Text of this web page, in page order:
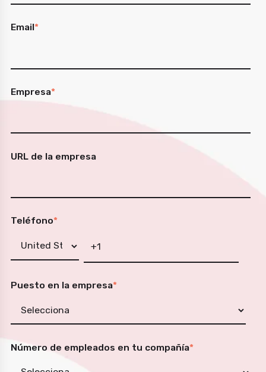
Email*
Empresa*
URL de la empresa
Teléfono*
Puesto en la empresa*
Número de empleados en tu compañía*